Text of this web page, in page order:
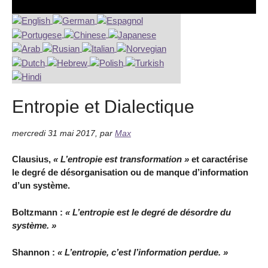
Entropie et Dialectique
mercredi 31 mai 2017, par Max
Clausius, « L’entropie est transformation » et caractérise
le degré de désorganisation ou de manque d’information
d’un système.
Boltzmann : « L’entropie est le degré de désordre du
système. »
Shannon : « L’entropie, c’est l’information perdue. »